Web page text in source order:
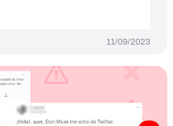
11/09/2023